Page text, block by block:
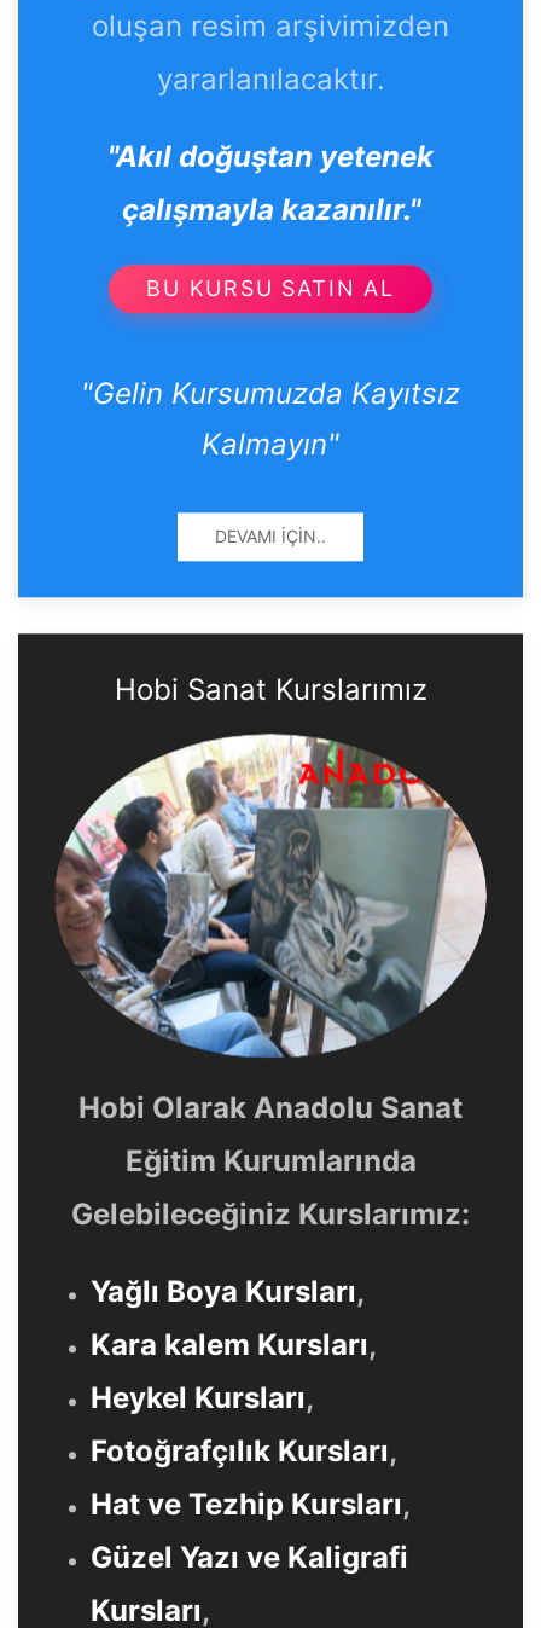
oluşan resim arşivimizden
yararlanılacaktır.
"Akıl doğuştan yetenek
çalışmayla kazanılır."
BU KURSU SATIN AL
"Gelin Kursumuzda Kayıtsız
Kalmayın"
DEVAMI İÇIN..
Hobi Sanat Kurslarımız
Hobi Olarak Anadolu Sanat
Eğitim Kurumlarında
Gelebileceğiniz Kurslarımız:
Yağlı Boya Kursları,
Kara kalem Kursları,
Heykel Kursları,
Fotoğrafçılık Kursları,
Hat ve Tezhip Kursları,
Güzel Yazı ve Kaligrafi
Kursları,